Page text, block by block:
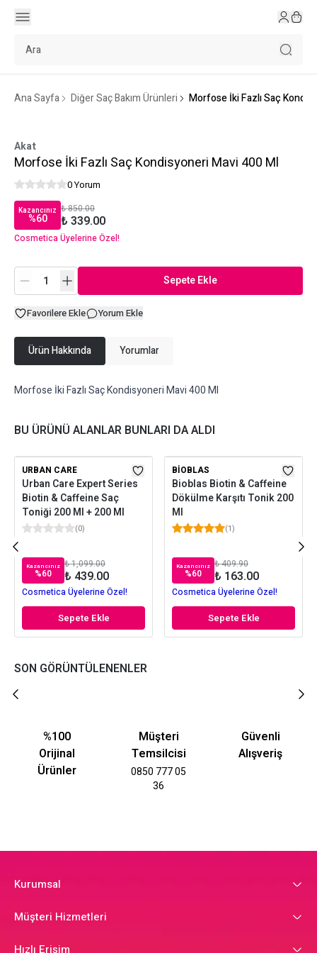
Ana Sayfa Diğer Saç Bakım Ürünleri Morfose İki Fazlı Saç
Akat
Morfose İki Fazlı Saç Kondisyoneri Mavi 400 Ml
0 Yorum
Kazancınız
%60
₺ 850.00
₺ 339.00
Cosmetica Üyelerine Özel!
Sepete Ekle
Favorilere Ekle Yorum Ekle
Ürün Hakkında Yorumlar
Morfose İki Fazlı Saç Kondisyoneri Mavi 400 Ml
BU ÜRÜNÜ ALANLAR BUNLARI DA ALDI
URBAN CARE
Urban Care Expert Series
Biotin & Caffeine Saç
Toniği 200 Ml + 200 Ml
(0)
Kazancınız
%60
₺ 1,099.00
₺ 439.00
Cosmetica Üyelerine Özel!
Sepete Ekle
BIOBLAS
Bioblas Biotin & Caffeine
Dökülme Karşıtı Tonik 200
Ml
(1)
Kazancınız
%60
₺ 409.90
₺ 163.00
Cosmetica Üyelerine Özel!
Sepete Ekle
SON GÖRÜNTÜLENENLER
%100
Orijinal
Ürünler
Müşteri
Temsilcisi
0850 777 05
36
Güvenli
Alışveriş
Kurumsal
Müşteri Hizmetleri
Hızlı Erişim